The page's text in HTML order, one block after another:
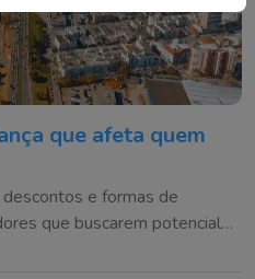
que afeta quem
e formas de
que buscarem potencial